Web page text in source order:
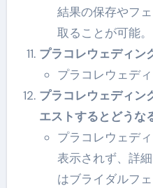
結果の保存やフ
取ることが可能。
プラコレウェディン
プラコレウェデ
プラコレウェディン
エストするとどうな
プラコレウェデ
表示されず、詳
はブライダルフ